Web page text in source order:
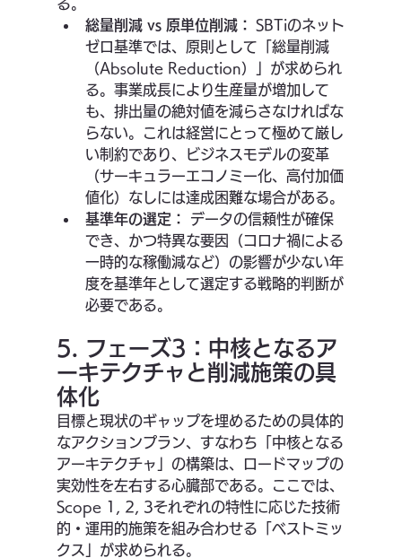
る。
総量削減 vs 原単位削減：
SBTiのネット
ゼロ基準では、原則として「総量削減
（Absolute Reduction）」が求められ
る。事業成長により生産量が増加して
も、排出量の絶対値を減らさなければな
らない。これは経営にとって極めて厳し
い制約であり、ビジネスモデルの変革
（サーキュラーエコノミー化、高付加価
値化）なしには達成困難な場合がある。
基準年の選定：
データの信頼性が確保
でき、かつ特異な要因（コロナ禍による
一時的な稼働減など）の影響が少ない年
度を基準年として選定する戦略的判断が
必要である。
5. フェーズ3：中核となるア
ーキテクチャと削減施策の具
体化
目標と現状のギャップを埋めるための具体的
なアクションプラン、すなわち「中核となる
アーキテクチャ」の構築は、ロードマップの
実効性を左右する心臓部である。ここでは、
Scope 1, 2, 3それぞれの特性に応じた技術
的・運用的施策を組み合わせる「ベストミッ
クス」が求められる。